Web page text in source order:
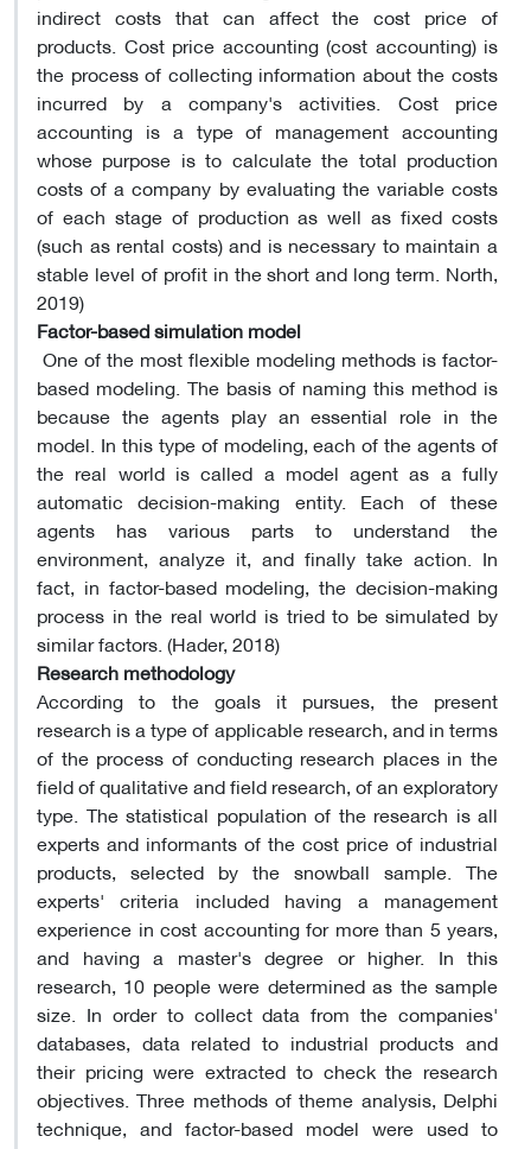
indirect costs that can affect the cost price of
products. Cost price accounting (cost accounting) is
the process of collecting information about the costs
incurred by a company's activities. Cost price
accounting is a type of management accounting
whose purpose is to calculate the total production
costs of a company by evaluating the variable costs
of each stage of production as well as fixed costs
(such as rental costs) and is necessary to maintain a
stable level of profit in the short and long term. North,
2019)
Factor-based simulation model
One of the most flexible modeling methods is factor-
based modeling. The basis of naming this method is
because the agents play an essential role in the
model. In this type of modeling, each of the agents of
the real world is called a model agent as a fully
automatic decision-making entity. Each of these
agents has various parts to understand the
environment, analyze it, and finally take action. In
fact, in factor-based modeling, the decision-making
process in the real world is tried to be simulated by
similar factors. (Hader, 2018)
Research methodology
According to the goals it pursues, the present
research is a type of applicable research, and in terms
of the process of conducting research places in the
field of qualitative and field research, of an exploratory
type. The statistical population of the research is all
experts and informants of the cost price of industrial
products, selected by the snowball sample. The
experts' criteria included having a management
experience in cost accounting for more than 5 years,
and having a master's degree or higher. In this
research, 10 people were determined as the sample
size. In order to collect data from the companies'
databases, data related to industrial products and
their pricing were extracted to check the research
objectives. Three methods of theme analysis, Delphi
technique, and factor-based model were used to